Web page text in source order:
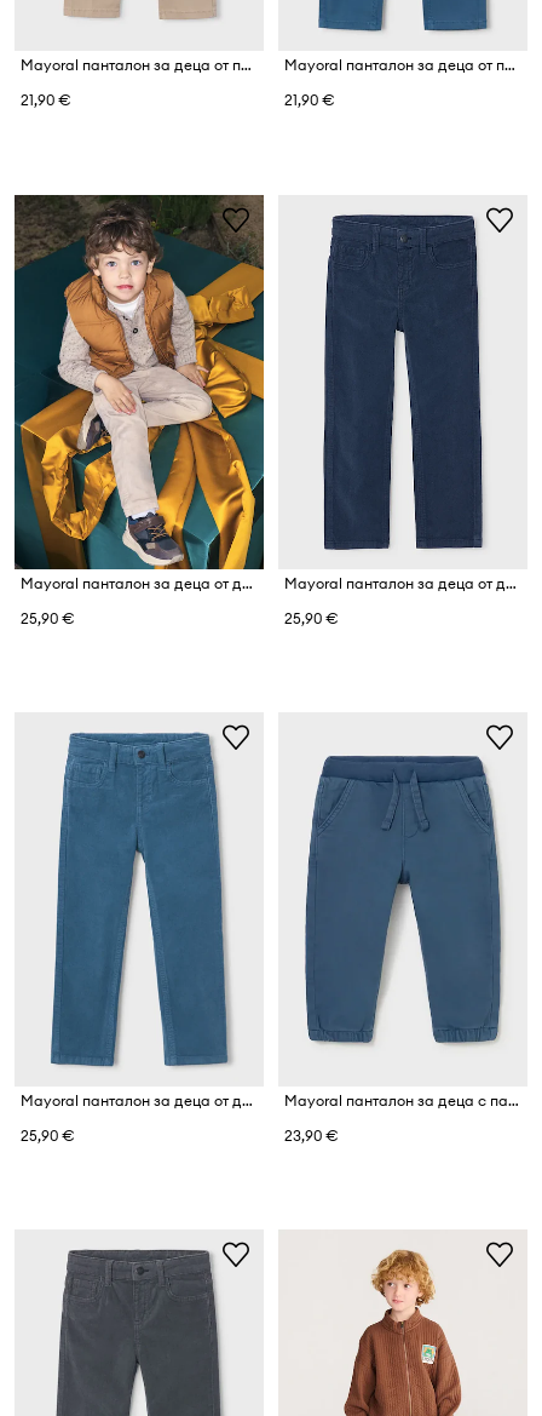
Mayoral панталон за деца от памук с еластан
21,90 €
Mayoral панталон за деца от памук с еластан slim fit basic
21,90 €
Mayoral панталон за деца от джинс
25,90 €
Mayoral панталон за деца от джинс
25,90 €
Mayoral панталон за деца от джинс
25,90 €
Mayoral панталон за деца с памук jogger serж soft
23,90 €